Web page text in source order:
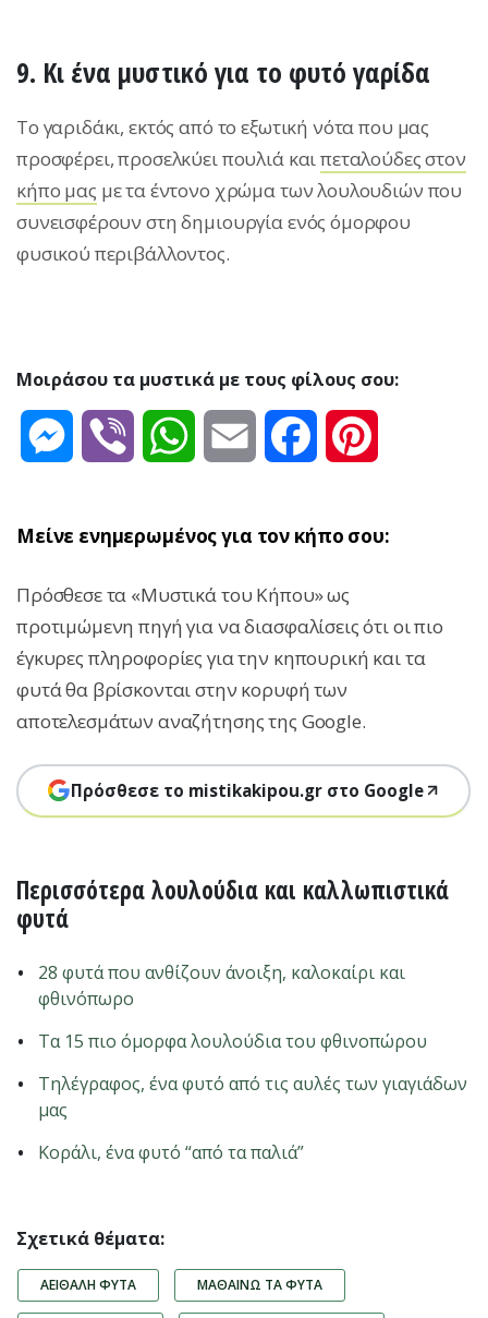
9. Κι ένα μυστικό για το φυτό γαρίδα
Το γαριδάκι, εκτός από το εξωτική νότα που μας
προσφέρει, προσελκύει πουλιά καιπεταλούδες στον
κήπο μας με τα έντονο χρώμα των λουλουδιών που
συνεισφέρουν στη δημιουργία ενός όμορφου
φυσικού περιβάλλοντος.
Μοιράσου τα μυστικά με τους φίλους σου:
Messenger
Viber WhatsAppEmail Facebook
Μείνε ενημερωμένος για τον κήπο σου:
Πρόσθεσε τα «Μυστικά του Κήπου» ως
προτιμώμενη πηγή για να διασφαλίσεις ότι οι πιο
έγκυρες πληροφορίες για την κηπουρική και τα
φυτά θα βρίσκονται στην κορυφή των
αποτελεσμάτων αναζήτησης της Google.
Πρόσθεσε το mistikakipou.gr στο Google
Περισσότερα λουλούδια και καλλωπιστικά
φυτά
28 φυτά που ανθίζουν άνοιξη, καλοκαίρι και
φθινόπωρο
Tα 15 πιο όμορφα λουλούδια του φθινοπώρου
Τηλέγραφος, ένα φυτό από τις αυλές των γιαγιάδων
μας
Κοράλι, ένα φυτό “από τα παλιά”
Σχετικά θέματα:
ΑΕΙΘΑΛΉ ΦΥΤΆ ΜΑΘΑΊΝΩ ΤΑ ΦΥΤΆ